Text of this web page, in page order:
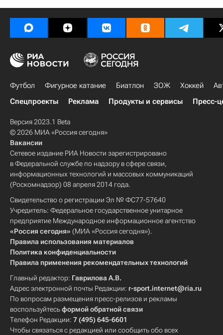
Футбол Фигурное катание Биатлон ЗОЖ Хоккей
Спецпроекты
Реклама Продукты и сервисы Пресс-
Версия 2023.1 Beta
© 2026 МИА «Россия сегодня»
Вакансии
Сетевое издание РИА Новости зарегистрировано
в Федеральной службе по надзору в сфере связи,
информационных технологий и массовых коммуникаций
(Роскомнадзор) 08 апреля 2014 года.
Свидетельство о регистрации Эл № ФС77-57640
Учредитель: Федеральное государственное унитарное
предприятие Международное информационное агентство
«Россия сегодня» (МИА «Россия сегодня»).
Правила использования материалов
Политика конфиденциальности
Правила применения рекомендательных технологий
Главный редактор: Гаврилова А.В.
Адрес электронной почты Редакции: r-sport.internet@ria.ru
По вопросам размещения пресс-релизов и рекламы
воспользуйтесьформой обратной связи
Телефон Редакции: 7 (495) 645-6601
Чтобы связаться с редакцией или сообщить обо всех